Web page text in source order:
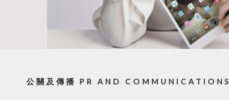
公關及傳播 PR AND COMMUNICATIONS